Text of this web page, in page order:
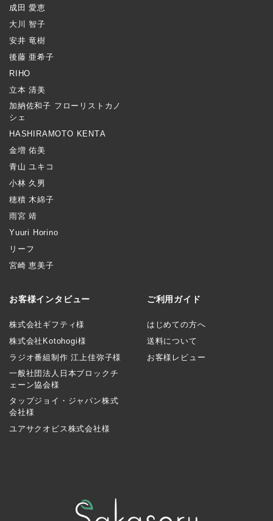
成田 愛恵
大川 智子
安井 竜樹
後藤 亜希子
RIHO
立本 清美
加納佐和子 フローリストカノ
シェ
HASHIRAMOTO KENTA
金増 佑美
青山 ユキコ
小林 久男
穂積 木綿子
雨宮 靖
Yuuri Horino
リーフ
宮崎 恵美子
お客様インタビュー
株式会社ギフティ様
株式会社Kotohogi様
ラジオ番組制作 江上佳弥子様
一般社団法人日本ブロックチ
ェーン協会様
タップジョイ・ジャパン株式
会社様
ユアサクオビス株式会社様
ご利用ガイド
はじめての方へ
送料について
お客様レビュー